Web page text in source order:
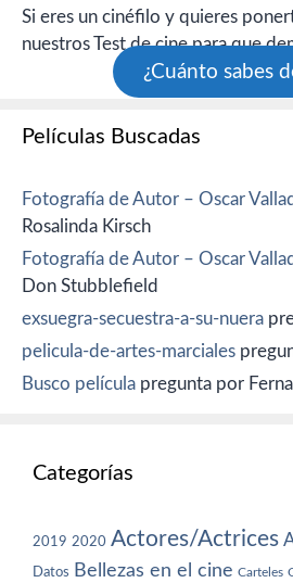
Si eres un cinéfilo y quieres
nuestros Test de cine para que
¿Cuánto sabes
Películas Buscadas
Fotografía de Autor – Oscar
Rosalinda Kirsch
Fotografía de Autor – Oscar
Don Stubblefield
exsuegra-secuestra-a-su-nuera
pelicula-de-artes-marciales
Busco película pregunta por
Categorías
2019 2020 Actores/Actrices
Datos Bellezas en el cine Carteles